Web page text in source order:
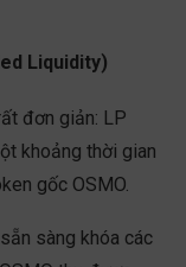
Liquidity)
đơn giản: LP
khoảng thời gian
gốc OSMO.
sàng khóa các